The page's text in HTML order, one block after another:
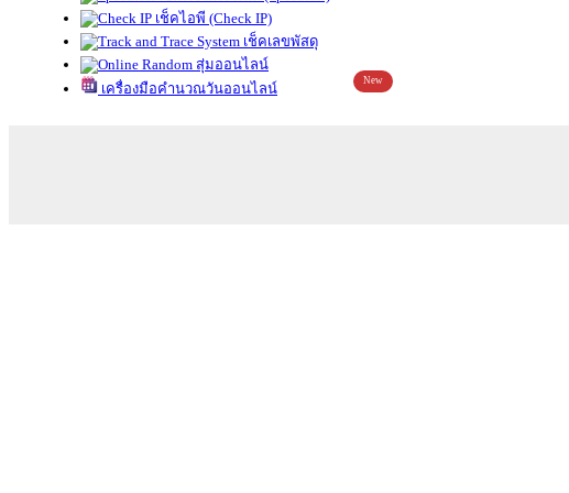
เช็คไอพี (Check IP)
เช็คเลขพัสดุ
สุ่มออนไลน์
เครื่องมือคำนวณวันออนไลน์
New